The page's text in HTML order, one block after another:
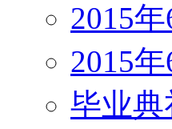
2015
2015
毕业典